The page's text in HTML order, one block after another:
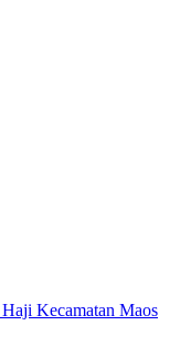
Haji Kecamatan Maos